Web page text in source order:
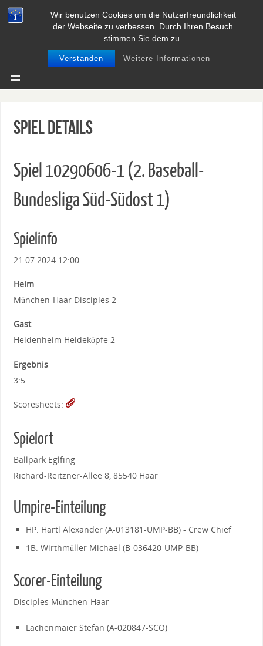
Wir benutzen Cookies um die Nutzerfreundlichkeit
der Webseite zu verbessen. Durch Ihren Besuch
stimmen Sie dem zu.
Verstanden Weitere Informationen
BASEBALL UND SOFTBALL IN
NIEDERSACHSEN
Spiel Details
Spiel 10290606-1 (2. Baseball-
Bundesliga Süd-Südost 1)
Spielinfo
21.07.2024 12:00
Heim
München-Haar Disciples 2
Gast
Heidenheim Heideköpfe 2
Ergebnis
3:5
Scoresheets:
Spielort
Ballpark Eglfing
Richard-Reitzner-Allee 8, 85540 Haar
Umpire-Einteilung
HP: Hartl Alexander (A-013181-UMP-BB) - Crew Chief
1B: Wirthmüller Michael (B-036420-UMP-BB)
Scorer-Einteilung
Disciples München-Haar
Lachenmaier Stefan (A-020847-SCO)